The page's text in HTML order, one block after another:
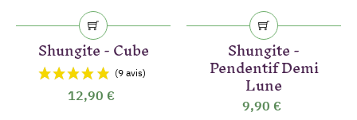
Shungite - Cube
12,90 €
Shungite -
Pendentif Demi
Lune
9,90 €